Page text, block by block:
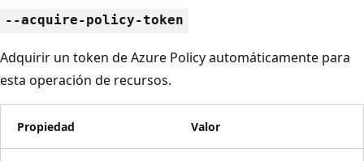
--acquire-policy-token
Adquirir un token de Azure Policy automáticamente para
esta operación de recursos.
Propiedad Valor